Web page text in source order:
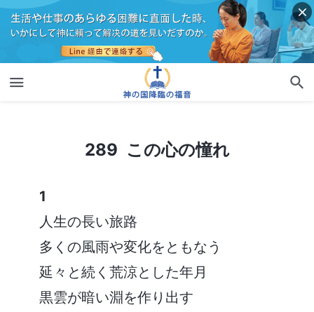
289 この心の憧れ
1
人生の長い旅路
多くの風雨や変化をともなう
延々と続く荒涼とした年月
黒雲が暗い淵を作り出す